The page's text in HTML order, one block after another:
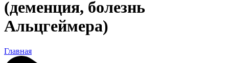
(деменция, болезнь
Альцгеймера)
Главная